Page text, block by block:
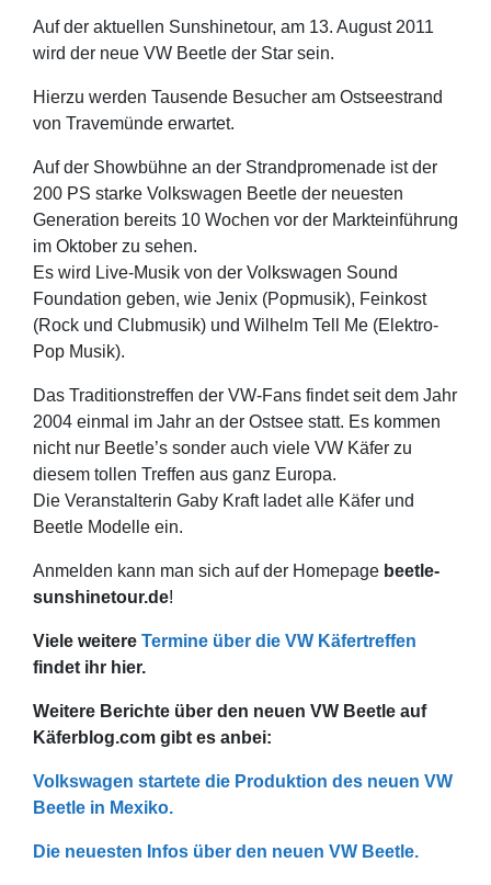
Auf der aktuellen Sunshinetour, am 13. August 2011
wird der neue VW Beetle der Star sein.
Hierzu werden Tausende Besucher am Ostseestrand
von Travemünde erwartet.
Auf der Showbühne an der Strandpromenade ist der
200 PS starke Volkswagen Beetle der neuesten
Generation bereits 10 Wochen vor der Markteinführung
im Oktober zu sehen.
Es wird Live-Musik von der Volkswagen Sound
Foundation geben, wie Jenix (Popmusik), Feinkost
(Rock und Clubmusik) und Wilhelm Tell Me (Elektro-
Pop Musik).
Das Traditionstreffen der VW-Fans findet seit dem Jahr
2004 einmal im Jahr an der Ostsee statt. Es kommen
nicht nur Beetle’s sonder auch viele VW Käfer zu
diesem tollen Treffen aus ganz Europa.
Die Veranstalterin Gaby Kraft ladet alle Käfer und
Beetle Modelle ein.
Anmelden kann man sich auf der Homepage beetle-
sunshinetour.de!
Viele weitere Termine über die VW Käfertreffen
findet ihr hier.
Weitere Berichte über den neuen VW Beetle auf
Käferblog.com gibt es anbei:
Volkswagen startete die Produktion des neuen VW
Beetle in Mexiko.
Die neuesten Infos über den neuen VW Beetle.